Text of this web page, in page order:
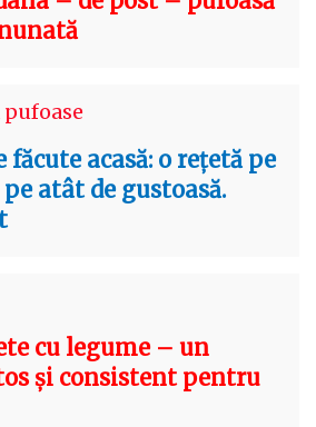
acasă: o rețetă pe
atât de gustoasă.
cu legume – un
și consistent pentru